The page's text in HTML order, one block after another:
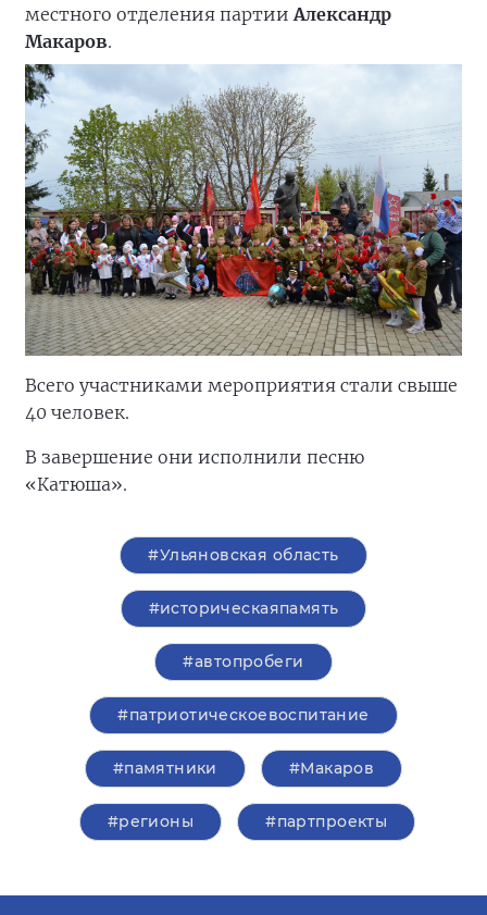
местного отделения партииАлександр
Макаров.
Всего участниками мероприятия стали свыше
40 человек.
В завершение они исполнили песню
«Катюша».
#Ульяновская область
#историческаяпамять
#автопробеги
#патриотическоевоспитание
#памятники #Макаров
#регионы #партпроекты